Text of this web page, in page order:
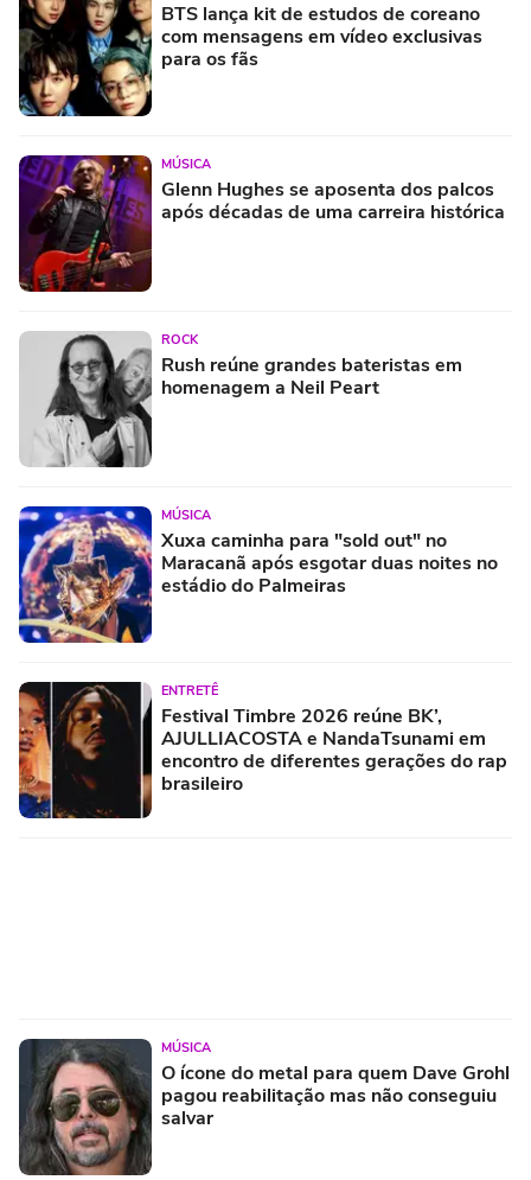
BTS lança kit de estudos de coreano
com mensagens em vídeo exclusivas
para os fãs
MÚSICA
Glenn Hughes se aposenta dos palcos
após décadas de uma carreira histórica
ROCK
Rush reúne grandes bateristas em
homenagem a Neil Peart
MÚSICA
Xuxa caminha para "sold out" no
Maracanã após esgotar duas noites no
estádio do Palmeiras
ENTRETÊ
Festival Timbre 2026 reúne BK’,
AJULLIACOSTA e NandaTsunami em
encontro de diferentes gerações do rap
brasileiro
MÚSICA
O ícone do metal para quem Dave Grohl
pagou reabilitação mas não conseguiu
salvar